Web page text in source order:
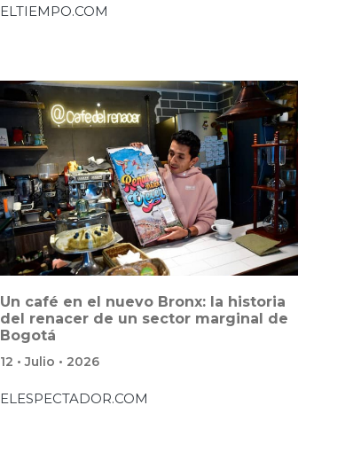
ELTIEMPO.COM
Un café en el nuevo Bronx: la historia
del renacer de un sector marginal de
Bogotá
12 • Julio • 2026
ELESPECTADOR.COM